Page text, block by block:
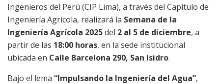
Ingenieros del Perú (CIP Lima), a través del Capítulo de
Ingeniería Agrícola, realizará la Semana de la
Ingeniería Agrícola 2025del 2 al 5 de diciembre, a
partir de las 18:00 horas, en la sede institucional
ubicada en Calle Barcelona 290, San Isidro.
Bajo el lema “Impulsando la Ingeniería del Agua”,